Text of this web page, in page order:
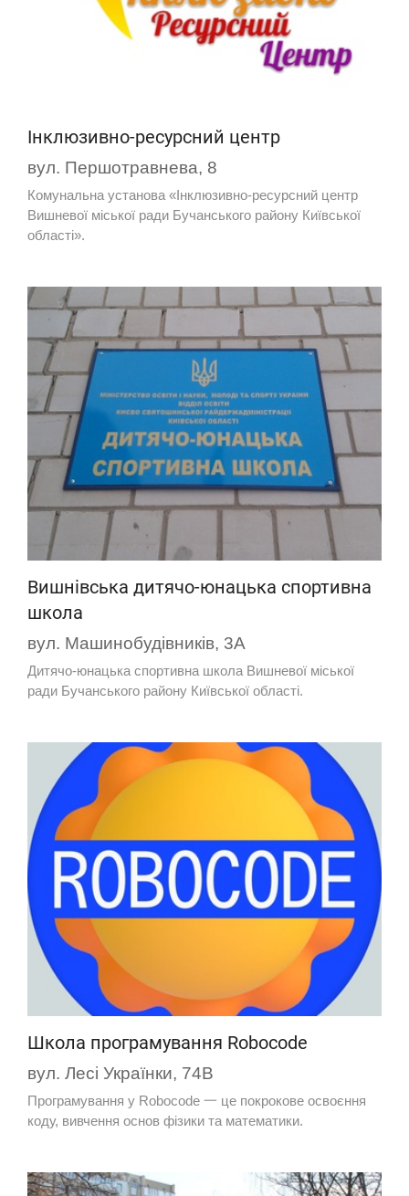
Інклюзивно-ресурсний центр
вул. Першотравнева, 8
Комунальна установа «Інклюзивно-ресурсний центр
Вишневої міської ради Бучанського району Київської
області».
Вишнівська дитячо-юнацька спортивна
школа
вул. Машинобудівників, 3А
Дитячо-юнацька спортивна школа Вишневої міської
ради Бучанського району Київської області.
Школа програмування Robocode
вул. Лесі Українки, 74В
Програмування у Robocode 一 це покрокове освоєння
коду, вивчення основ фізики та математики.